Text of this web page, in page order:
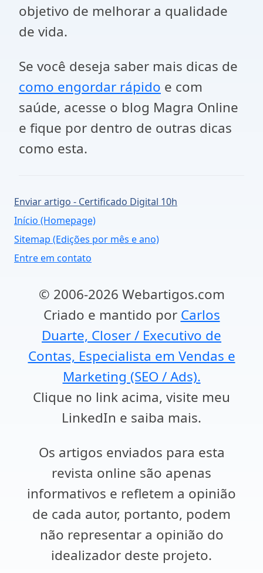
objetivo de melhorar a qualidade
de vida.
Se você deseja saber mais dicas de
como engordar rápido e com
saúde, acesse o blog Magra Online
e fique por dentro de outras dicas
como esta.
Enviar artigo - Certificado Digital 10h
Início (Homepage)
Sitemap (Edições por mês e ano)
Entre em contato
© 2006-2026 Webartigos.com
Criado e mantido por Carlos
Duarte, Closer / Executivo de
Contas, Especialista em Vendas e
Marketing (SEO / Ads).
Clique no link acima, visite meu
LinkedIn e saiba mais.
Os artigos enviados para esta
revista online são apenas
informativos e refletem a opinião
de cada autor, portanto, podem
não representar a opinião do
idealizador deste projeto.